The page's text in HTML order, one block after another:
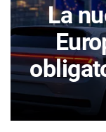
La